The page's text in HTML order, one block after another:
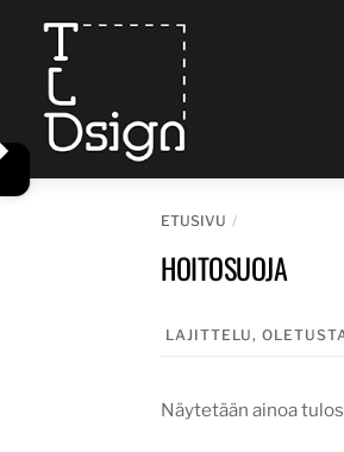
content
ETUSIVU
HOITOSUOJA
Näytetään ainoa tulos